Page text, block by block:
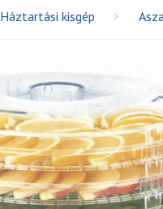
Háztartási kisgép